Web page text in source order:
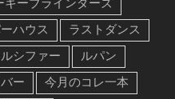
ハウス
ラストダンス
ルシファー
ルパン
ー
今月のコレ一本